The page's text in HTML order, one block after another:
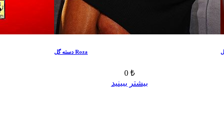
دسته گل Roza
0 ₺
بیشتر ببینید